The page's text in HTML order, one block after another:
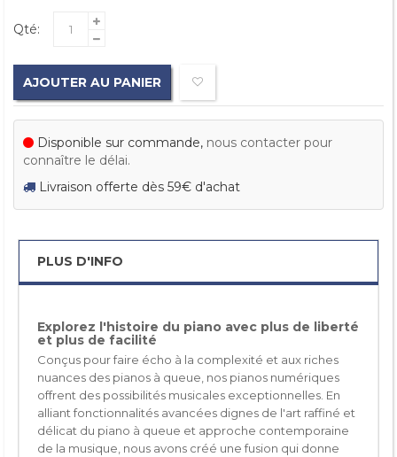
Qté:
AJOUTER AU PANIER
Disponible sur commande, nous contacter pour
connaître le délai.
Livraison offerte dès 59€ d'achat
PLUS D'INFO
Explorez l'histoire du piano avec plus de liberté
et plus de facilité
Conçus pour faire écho à la complexité et aux riches
nuances des pianos à queue, nos pianos numériques
offrent des possibilités musicales exceptionnelles. En
alliant fonctionnalités avancées dignes de l'art raffiné et
délicat du piano à queue et approche contemporaine
de la musique, nous avons créé une fusion qui donne